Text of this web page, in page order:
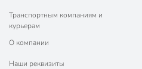
Транспортным компаниям и
курьерам
О компании
Наши реквизиты